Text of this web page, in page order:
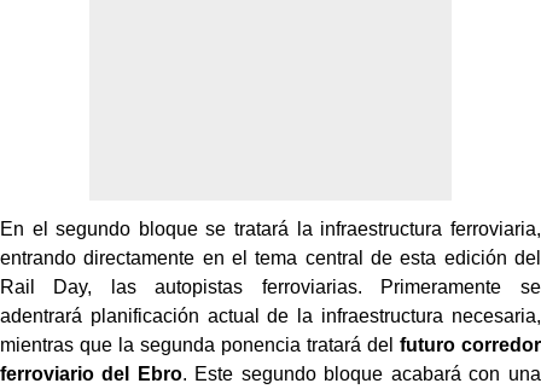
En el segundo bloque se tratará la infraestructura ferroviaria,
entrando directamente en el tema central de esta edición del
Rail Day, las autopistas ferroviarias. Primeramente se
adentrará planificación actual de la infraestructura necesaria,
mientras que la segunda ponencia tratará del futuro corredor
ferroviario del Ebro. Este segundo bloque acabará con una